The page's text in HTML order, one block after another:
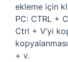
ekleme için
PC: CTRL +
Ctrl + V’yi
+ v.